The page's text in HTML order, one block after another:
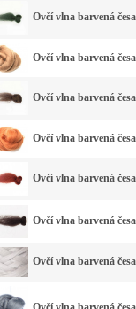
Ovčí vlna barvená
Ovčí vlna barvená
Ovčí vlna barvená
Ovčí vlna barvená
Ovčí vlna barvená
Ovčí vlna barvená
Ovčí vlna barvená